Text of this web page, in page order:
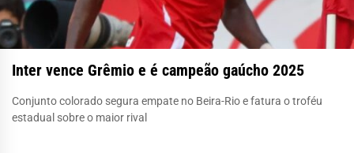
Inter vence Grêmio e é campeão gaúcho 2025
Conjunto colorado segura empate no Beira-Rio e fatura o troféu
estadual sobre o maior rival